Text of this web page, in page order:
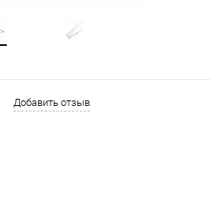
Добавить отзыв